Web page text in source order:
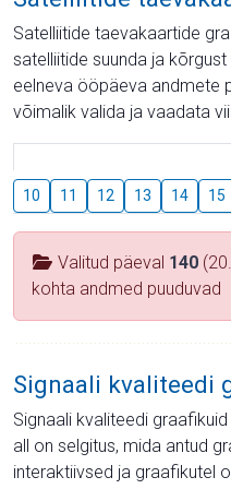
Satelliitide taevakaartide
satelliitide suunda ja
eelneva ööpäeva andmete
võimalik valida ja vaadata
10 11 12 13 14 15
Valitud päeval 140
kohta andmed puuduvad
Signaali kvaliteedi
Signaali kvaliteedi
all on selgitus, mida antud
interaktiivsed ja graafikutel